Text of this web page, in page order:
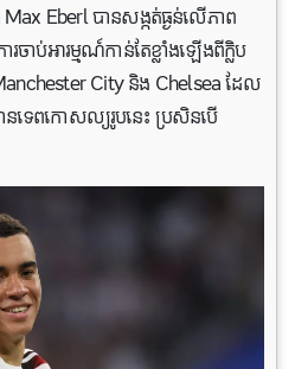
Eberl បានសង្កត់ធ្ងន់លើភាព
រចាប់អារម្មណ៍កាន់តែខ្លាំងឡើងពីក្លិប
City និង Chelsea ដែល
ទេពកោសល្យរូបនេះ ប្រសិនបើ